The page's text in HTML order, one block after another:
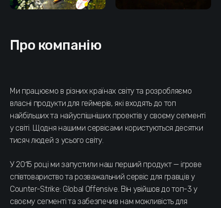
Про компанію
Ми працюємо в різних країнах світу та розробляємо
власні продукти для геймерів, які входять до топ
найбільших та найуспішніших проектів у своєму сегменті
у світі. Щодня нашими сервісами користуються десятки
тисяч людей з усього світу.
У 2015 році ми запустили наш перший продукт — ігрове
співтовариство та розважальний сервіс для гравців у
Counter-Strike: Global Offensive. Він увійшов до топ-3 у
своєму сегменті та забезпечив нам можливість для